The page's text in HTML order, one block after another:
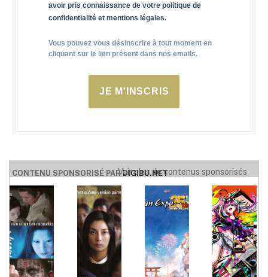
avoir pris connaissance de votre politique de
confidentialité et mentions légales.
Vous pouvez vous désinscrire à tout moment en
cliquant sur le lien présent dans nos emails.
JE M'INSCRIS
CONTENU SPONSORISÉ PARDIGIBU.NET
Voir plus de contenus sponsorisés